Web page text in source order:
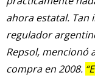
ahora estatal. Tan
regulador
Repsol, mencionó
compra en 2008.